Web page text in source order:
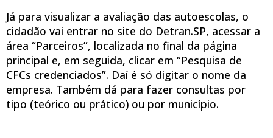
Já para visualizar a avaliação das autoescolas, o
cidadão vai entrar no site do Detran.SP, acessar a
área “Parceiros”, localizada no final da página
principal e, em seguida, clicar em “Pesquisa de
CFCs credenciados”. Daí é só digitar o nome da
empresa. Também dá para fazer consultas por
tipo (teórico ou prático) ou por município.